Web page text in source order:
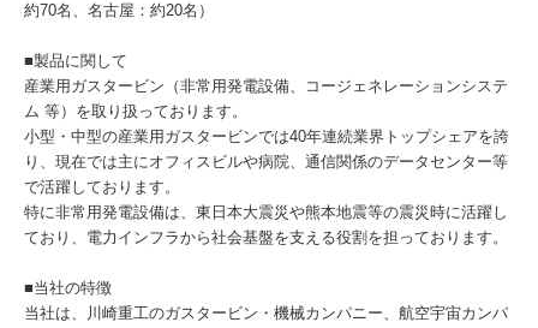
約70名、名古屋：約20名）
■製品に関して
産業用ガスタービン（非常用発電設備、コージェネレーションシステ
ム 等）を取り扱っております。
小型・中型の産業用ガスタービンでは40年連続業界トップシェアを誇
り、現在では主にオフィスビルや病院、通信関係のデータセンター等
で活躍しております。
特に非常用発電設備は、東日本大震災や熊本地震等の震災時に活躍し
ており、電力インフラから社会基盤を支える役割を担っております。
■当社の特徴
当社は、川崎重工のガスタービン・機械カンパニー、航空宇宙カンパ